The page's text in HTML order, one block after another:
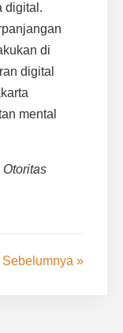
digital.
di
digital
mental
Sebelumnya »